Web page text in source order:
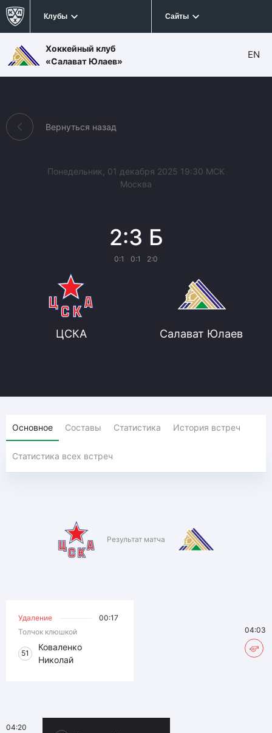
Клубы Сайты
Хоккейный клуб
«Салават Юлаев»
EN
Вернуться назад
ЦСКА
Понедельник, 01 декабря 2025 19:30 МСК
Москва
2:3 Б
0:1 0:1 2:0
Салават Юлаев
Основное Составы Статистика История встреч
Статистика всех встреч
Результат матча
Удаление
00:17
Толчок клюшкой
51
Коваленко
Николай
04:03
04:20